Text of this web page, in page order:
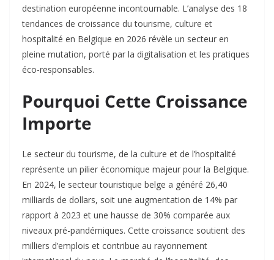
destination européenne incontournable. L’analyse des 18
tendances de croissance du tourisme, culture et
hospitalité en Belgique en 2026 révèle un secteur en
pleine mutation, porté par la digitalisation et les pratiques
éco-responsables.​
Pourquoi Cette Croissance
Importe
Le secteur du tourisme, de la culture et de l’hospitalité
représente un pilier économique majeur pour la Belgique.
En 2024, le secteur touristique belge a généré 26,40
milliards de dollars, soit une augmentation de 14% par
rapport à 2023 et une hausse de 30% comparée aux
niveaux pré-pandémiques. Cette croissance soutient des
milliers d’emplois et contribue au rayonnement